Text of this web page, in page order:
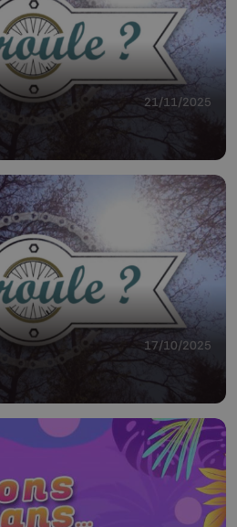
21/11/2025
17/10/2025